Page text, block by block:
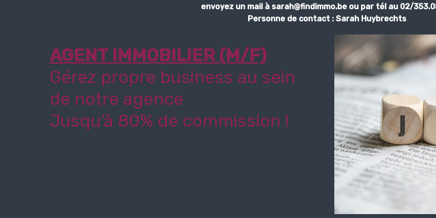
envoyez un mail à sarah@findimmo.be ou par tél au 02/
Personne de contact : Sarah Huybrechts
AGENT IMMOBILIER (M/F)
Gérez propre business au sein
de notre agence
Jusqu’à 80% de commission !